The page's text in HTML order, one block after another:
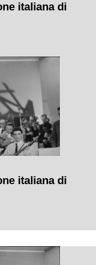
italiana di
italiana di